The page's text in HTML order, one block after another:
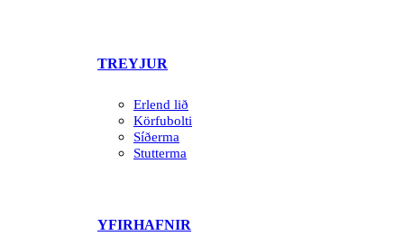
TREYJUR
Erlend lið
Körfubolti
Síðerma
Stutterma
YFIRHAFNIR